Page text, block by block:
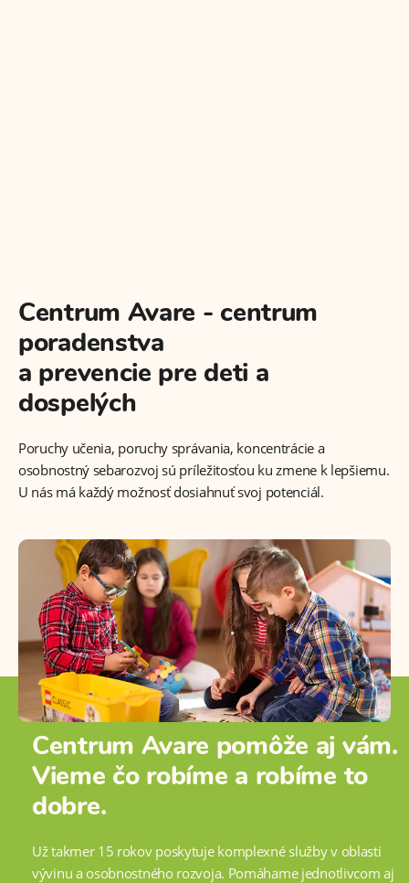
Centrum Avare - centrum
poradenstva
a prevencie pre deti a
dospelých
Poruchy učenia, poruchy správania, koncentrácie a
osobnostný sebarozvoj sú príležitosťou ku zmene k lepšiemu.
U nás má každý možnosť dosiahnuť svoj potenciál.
Centrum Avare pomôže aj vám.
Vieme čo robíme a robíme to
dobre.
Už takmer 15 rokov poskytuje komplexné služby v oblasti
vývinu a osobnostného rozvoja. Pomáhame jednotlivcom aj